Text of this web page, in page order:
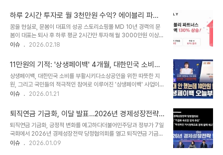
있습니다. ..
원 정책입니다. 누가, 얼마나 받게 되나요?지원 대상은 소득 하위
70%에 해당하는 국민입니다. 특히 기초생활수급자 등 취약계층에게
는 최대 60만 원이 지급되며, 일반 국민의 경우 거주 지역에 따라 10
만 원에서 25만 원까지 차등 지급됩니다. 이는 경제적 어려움에 처한
이들에게 실질적인 도움을 제공하기 위한 맞춤형 지원입니다. 신청 방
시작되며, 일반 대상자는..
하루 2시간 투자로 월 3천만원 수익? 에이블리 파트
너스의 놀라운 성공 비결!
꿈을 현실로, 문봄이 대표의 성공 스토리쇼핑몰 MD 10년 경력의 문
봄이 대표는 퇴사 후 하루 평균 2시간만 투자해 월 3000만원 이상의
매출을 올리는 놀라운 성과를 달성했습니다. 사무실, 직원, 재고 부담
이블리의 '에이블리 파트너스' 솔루션에 있었습니다. 상품 선별과 촬
영, 업로드에만 집중하면 물류, 배송, CS까지 에이블리가 대행해주어
시간과 비용 부담을 획기적으로 줄일 수 있습니다. 사업자 등록 없이도
누구나 쉽게 시작할 수 있다는 점이 매력적입니다. 물류·CS 부담 제
로! 상품 소싱에만 집중하세요현장에서 가장 큰 부담은 물류와 고객 응
에이블리 파트너스는 ..
이슈 2026.02.18
11만원의 기적: '상생페이백' 4개월, 대한민국 소비를
깨우다!
상생페이백, 대한민국 소비를 부활시키다소상공인을 위한 따뜻한 지
원, 그리고 국민들의 적극적인 참여로 이루어진 '상생페이백' 사업이
성공적으로 마무리되었습니다. 중소벤처기업부의 주도로 시행된 이
살리고 소상공인에게 활력을 불어넣는 데 기여했습니다. 1564만 명
의 참여, 소비 회복을 이끌다2025년 9월 15일부터 접수를 시작한
상생페이백은 12월 31일까지 총 1564만 명이 신청하며 뜨거운 호응
을 얻었습니다. 이는 만 19세 이상 국민 3명 중 1명 이상이 참여한 셈
으로, 그만큼 많은 국민들이 이 사업에 대한 기대와 관심을 가지고 있
이슈 2026.01.21
퇴직연금 기금화, 이달 발표…2026년 경제성장전략,
당정 협의 결과는?
퇴직연금 기금화, 긍정적 변화를 예고하다더불어민주당과 정부가 7일
국회에서 2026년 경제성장전략 당정협의회를 열고 퇴직연금 기금화
방안을 논의했습니다. 이는 퇴직연금의 수익률을 높이고, 근로자들의
이슈 2026.01.09